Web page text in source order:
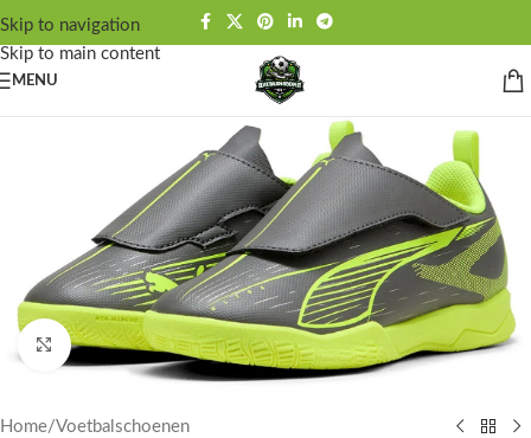
Skip to navigation
Skip to main content
MENU
Click to enlarge
Home/Voetbalschoenen